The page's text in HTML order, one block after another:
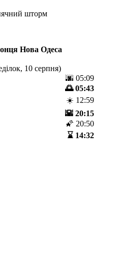
шторм
Нова Одеса
10 серпня)
🌆 05:09
🌅 05:43
☀️ 12:59
🌇 20:15
🌠 20:50
⌛️ 14:32